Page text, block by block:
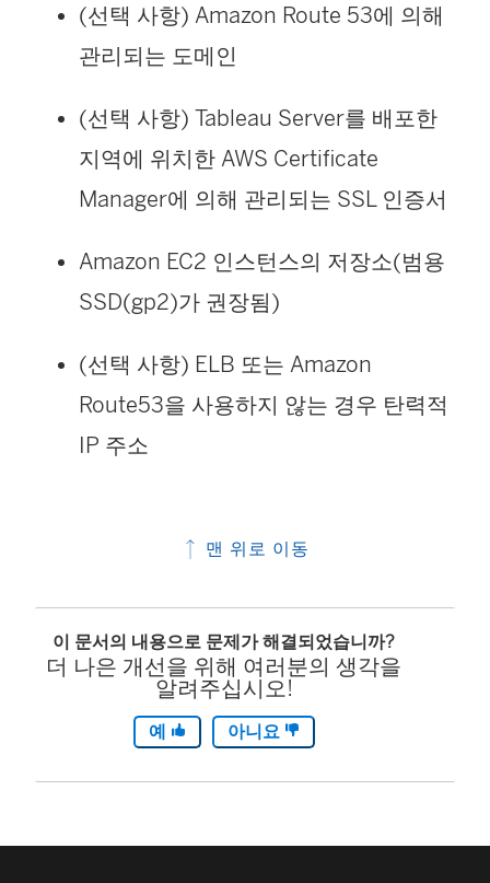
가
창
서
림
(선택 사항) Amazon Route 53에 의해
관리되는 도메인
(선택 사항) Tableau Server를 배포한
지역에 위치한 AWS Certificate
Manager에 의해 관리되는 SSL 인증서
Amazon EC2 인스턴스의 저장소(범용
SSD(gp2)가 권장됨)
(선택 사항) ELB 또는 Amazon
Route53을 사용하지 않는 경우 탄력적
IP 주소
맨 위로 이동
이 문서의 내용으로 문제가 해결되었습니까?
더 나은 개선을 위해 여러분의 생각을
알려주십시오!
예 아니요